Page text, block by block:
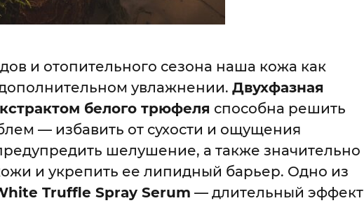
и отопительного сезона наша кожа как
увлажнении. Двухфазная
белого трюфеля способна решить
— избавить от сухости и ощущения
шелушение, а также значительно
и укрепить ее липидный барьер. Одно из
Truffle Spray Serum — длительный эффект